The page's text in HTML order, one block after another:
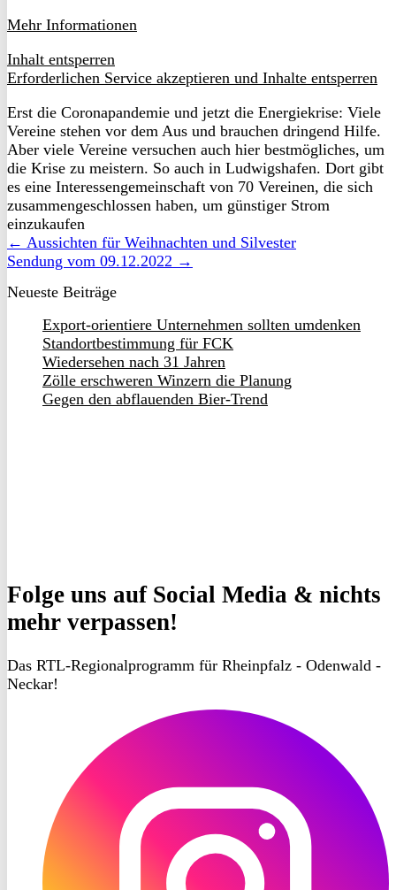
Mehr Informationen
Inhalt entsperren
Erforderlichen Service akzeptieren und Inhalte entsperren
Erst die Coronapandemie und jetzt die Energiekrise: Viele
Vereine stehen vor dem Aus und brauchen dringend Hilfe.
Aber viele Vereine versuchen auch hier bestmögliches, um
die Krise zu meistern. So auch in Ludwigshafen. Dort gibt
es eine Interessengemeinschaft von 70 Vereinen, die sich
zusammengeschlossen haben, um günstiger Strom
einzukaufen
← Aussichten für Weihnachten und Silvester
Sendung vom 09.12.2022 →
Neueste Beiträge
Export-orientiere Unternehmen sollten umdenken
Standortbestimmung für FCK
Wiedersehen nach 31 Jahren
Zölle erschweren Winzern die Planung
Gegen den abflauenden Bier-Trend
Folge uns auf Social Media & nichts
mehr verpassen!
Das RTL-Regionalprogramm für Rheinpfalz - Odenwald -
Neckar!
Instagram